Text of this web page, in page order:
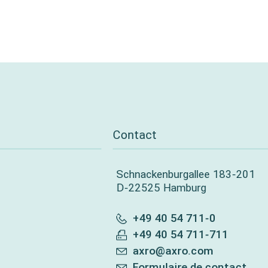
Contact
Schnackenburgallee 183-201
D-22525 Hamburg
+49 40 54 711-0
+49 40 54 711-711
axro@axro.com